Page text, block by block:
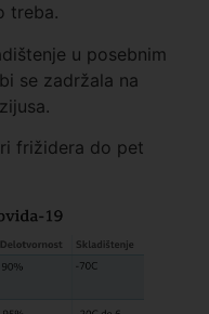
treba.
u posebnim
se zadržala na
frižidera do pet